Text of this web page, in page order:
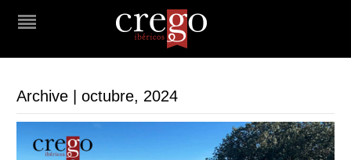
Archive | octubre, 2024